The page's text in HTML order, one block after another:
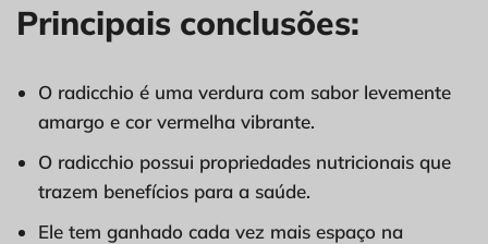
Principais conclusões:
O radicchio é uma verdura com sabor levemente
amargo e cor vermelha vibrante.
O radicchio possui propriedades nutricionais que
trazem benefícios para a saúde.
Ele tem ganhado cada vez mais espaço na